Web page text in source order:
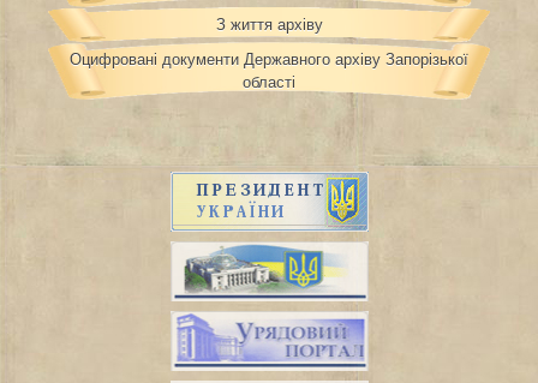
З життя архіву
Оцифровані документи Державного архіву Запорізької
області